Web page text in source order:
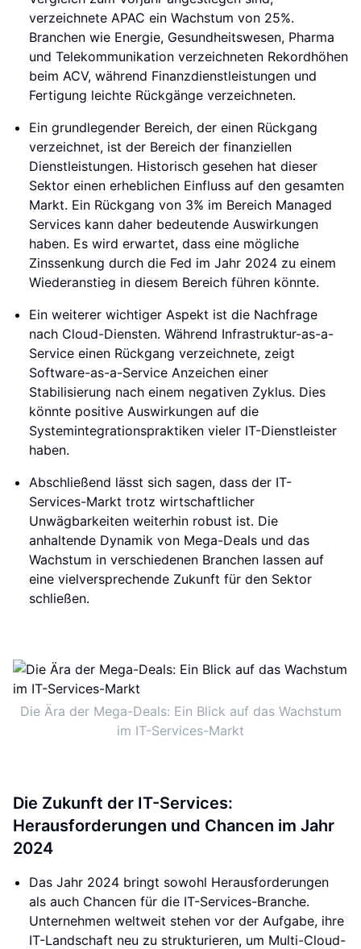
verzeichnete APAC ein Wachstum von 25%.
Branchen wie Energie, Gesundheitswesen, Pharma
und Telekommunikation verzeichneten Rekordhöhen
beim ACV, während Finanzdienstleistungen und
Fertigung leichte Rückgänge verzeichneten.
Ein grundlegender Bereich, der einen Rückgang
verzeichnet, ist der Bereich der finanziellen
Dienstleistungen. Historisch gesehen hat dieser
Sektor einen erheblichen Einfluss auf den gesamten
Markt. Ein Rückgang von 3% im Bereich Managed
Services kann daher bedeutende Auswirkungen
haben. Es wird erwartet, dass eine mögliche
Zinssenkung durch die Fed im Jahr 2024 zu einem
Wiederanstieg in diesem Bereich führen könnte.
Ein weiterer wichtiger Aspekt ist die Nachfrage
nach Cloud-Diensten. Während Infrastruktur-as-a-
Service einen Rückgang verzeichnete, zeigt
Software-as-a-Service Anzeichen einer
Stabilisierung nach einem negativen Zyklus. Dies
könnte positive Auswirkungen auf die
Systemintegrationspraktiken vieler IT-Dienstleister
haben.
Abschließend lässt sich sagen, dass der IT-
Services-Markt trotz wirtschaftlicher
Unwägbarkeiten weiterhin robust ist. Die
anhaltende Dynamik von Mega-Deals und das
Wachstum in verschiedenen Branchen lassen auf
eine vielversprechende Zukunft für den Sektor
schließen.
Die Ära der Mega-Deals: Ein Blick auf das Wachstum
im IT-Services-Markt
Die Zukunft der IT-Services:
Herausforderungen und Chancen im Jahr
2024
Das Jahr 2024 bringt sowohl Herausforderungen
als auch Chancen für die IT-Services-Branche.
Unternehmen weltweit stehen vor der Aufgabe, ihre
IT-Landschaft neu zu strukturieren, um Multi-Cloud-